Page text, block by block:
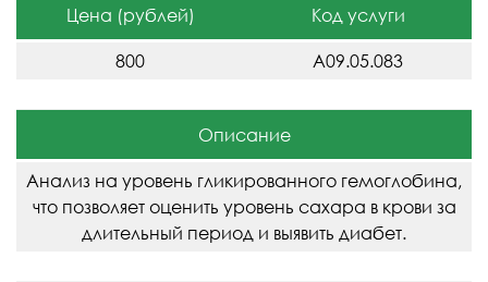
Цена (рублей) Код услуги
800 A09.05.083
Описание
Анализ на уровень гликированного гемоглобина,
что позволяет оценить уровень сахара в крови за
длительный период и выявить диабет.